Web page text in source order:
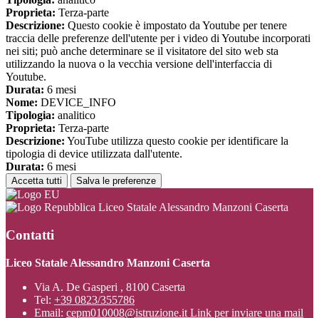
Proprieta: Terza-parte
Descrizione: Questo cookie è impostato da Youtube per tenere
traccia delle preferenze dell'utente per i video di Youtube incorporati
nei siti; può anche determinare se il visitatore del sito web sta
utilizzando la nuova o la vecchia versione dell'interfaccia di
Youtube.
Durata: 6 mesi
Nome: DEVICE_INFO
Tipologia: analitico
Proprieta: Terza-parte
Descrizione: YouTube utilizza questo cookie per identificare la
tipologia di device utilizzata dall'utente.
Durata: 6 mesi
Accetta tutti Salva le preferenze
Liceo Statale Alessandro Manzoni Caserta
Contatti
Liceo Statale Alessandro Manzoni Caserta
Via A. De Gasperi , 8100 Caserta
Tel: +39 0823/355786
Email: cepm010008@istruzione.it Link per inviare una mail